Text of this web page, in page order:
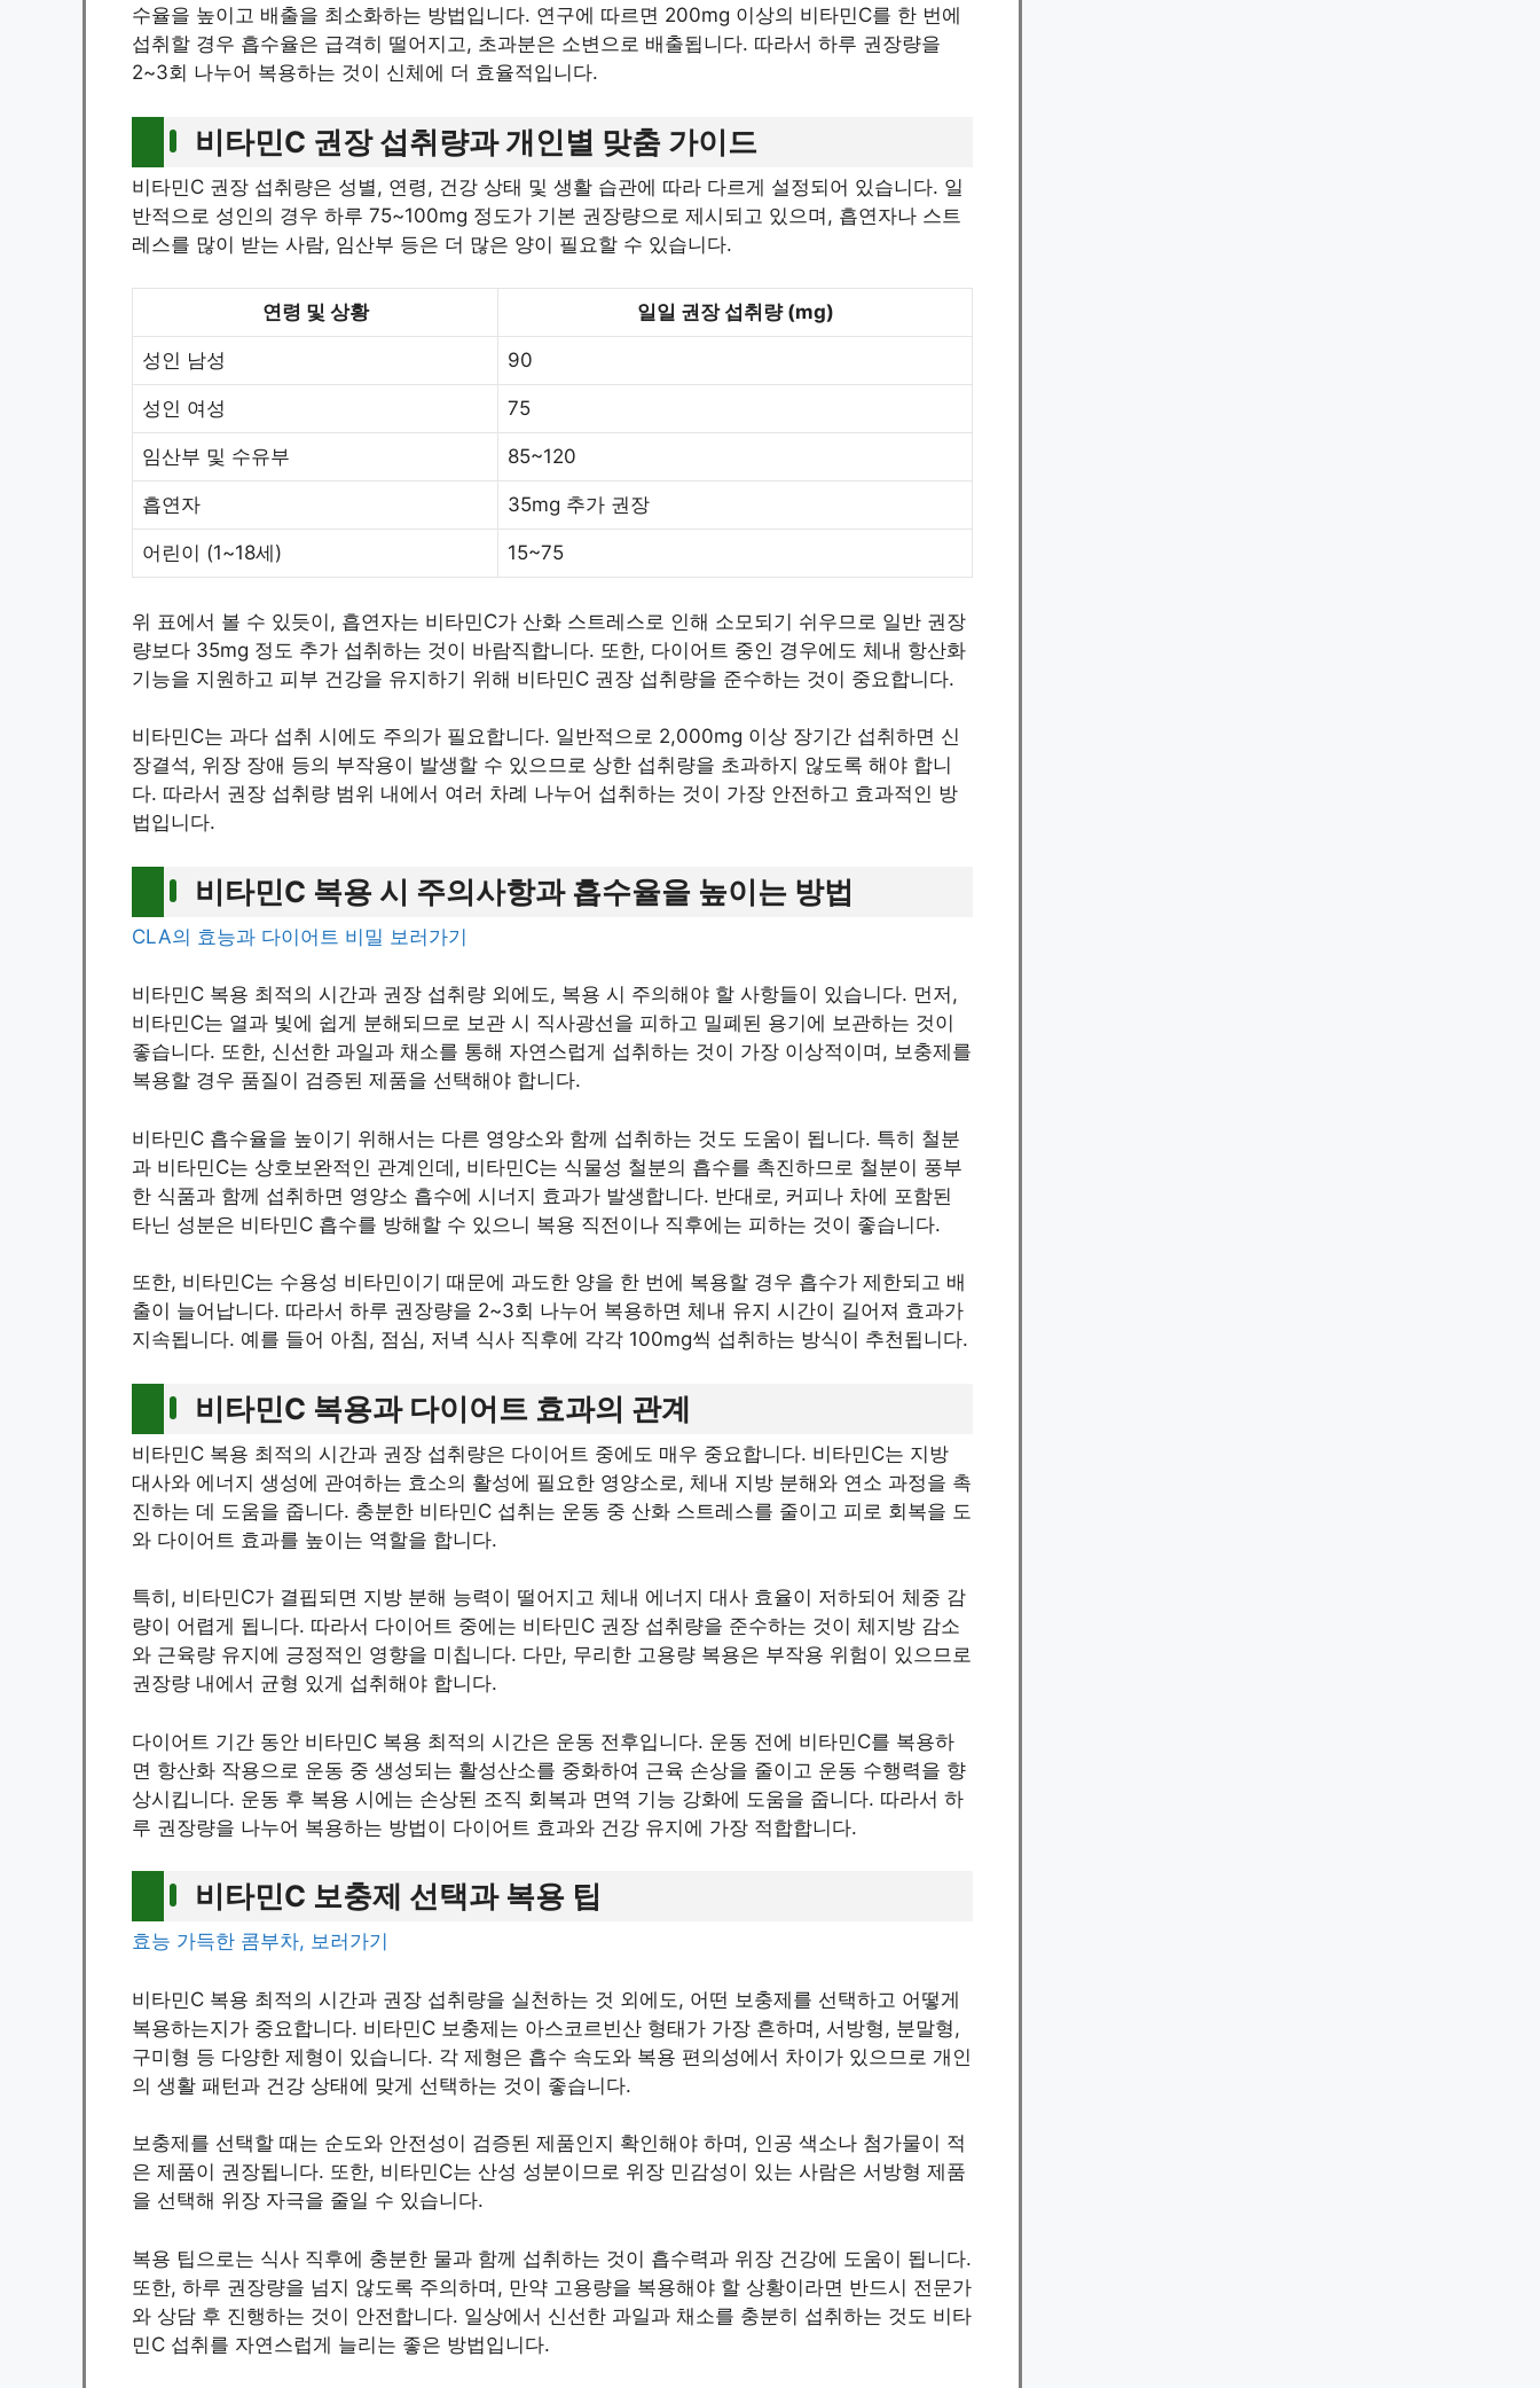
수율을 높이고 배출을 최소화하는 방법입니다. 연구에 따르면 200mg 이상의 비타민C를 한 번에
섭취할 경우 흡수율은 급격히 떨어지고, 초과분은 소변으로 배출됩니다. 따라서 하루 권장량을
2~3회 나누어 복용하는 것이 신체에 더 효율적입니다.
비타민C 권장 섭취량과 개인별 맞춤 가이드
비타민C 권장 섭취량은 성별, 연령, 건강 상태 및 생활 습관에 따라 다르게 설정되어 있습니다. 일
반적으로 성인의 경우 하루 75~100mg 정도가 기본 권장량으로 제시되고 있으며, 흡연자나 스트
레스를 많이 받는 사람, 임산부 등은 더 많은 양이 필요할 수 있습니다.
연령 및 상황 일일 권장 섭취량 (mg)
성인 남성 90
성인 여성 75
임산부 및 수유부 85~120
흡연자 35mg 추가 권장
어린이 (1~18세) 15~75
위 표에서 볼 수 있듯이, 흡연자는 비타민C가 산화 스트레스로 인해 소모되기 쉬우므로 일반 권장
량보다 35mg 정도 추가 섭취하는 것이 바람직합니다. 또한, 다이어트 중인 경우에도 체내 항산화
기능을 지원하고 피부 건강을 유지하기 위해 비타민C 권장 섭취량을 준수하는 것이 중요합니다.
비타민C는 과다 섭취 시에도 주의가 필요합니다. 일반적으로 2,000mg 이상 장기간 섭취하면 신
장결석, 위장 장애 등의 부작용이 발생할 수 있으므로 상한 섭취량을 초과하지 않도록 해야 합니
다. 따라서 권장 섭취량 범위 내에서 여러 차례 나누어 섭취하는 것이 가장 안전하고 효과적인 방
법입니다.
비타민C 복용 시 주의사항과 흡수율을 높이는 방법
CLA의 효능과 다이어트 비밀 보러가기
비타민C 복용 최적의 시간과 권장 섭취량 외에도, 복용 시 주의해야 할 사항들이 있습니다. 먼저,
비타민C는 열과 빛에 쉽게 분해되므로 보관 시 직사광선을 피하고 밀폐된 용기에 보관하는 것이
좋습니다. 또한, 신선한 과일과 채소를 통해 자연스럽게 섭취하는 것이 가장 이상적이며, 보충제를
복용할 경우 품질이 검증된 제품을 선택해야 합니다.
비타민C 흡수율을 높이기 위해서는 다른 영양소와 함께 섭취하는 것도 도움이 됩니다. 특히 철분
과 비타민C는 상호보완적인 관계인데, 비타민C는 식물성 철분의 흡수를 촉진하므로 철분이 풍부
한 식품과 함께 섭취하면 영양소 흡수에 시너지 효과가 발생합니다. 반대로, 커피나 차에 포함된
타닌 성분은 비타민C 흡수를 방해할 수 있으니 복용 직전이나 직후에는 피하는 것이 좋습니다.
또한, 비타민C는 수용성 비타민이기 때문에 과도한 양을 한 번에 복용할 경우 흡수가 제한되고 배
출이 늘어납니다. 따라서 하루 권장량을 2~3회 나누어 복용하면 체내 유지 시간이 길어져 효과가
지속됩니다. 예를 들어 아침, 점심, 저녁 식사 직후에 각각 100mg씩 섭취하는 방식이 추천됩니다.
비타민C 복용과 다이어트 효과의 관계
비타민C 복용 최적의 시간과 권장 섭취량은 다이어트 중에도 매우 중요합니다. 비타민C는 지방
대사와 에너지 생성에 관여하는 효소의 활성에 필요한 영양소로, 체내 지방 분해와 연소 과정을 촉
진하는 데 도움을 줍니다. 충분한 비타민C 섭취는 운동 중 산화 스트레스를 줄이고 피로 회복을 도
와 다이어트 효과를 높이는 역할을 합니다.
특히, 비타민C가 결핍되면 지방 분해 능력이 떨어지고 체내 에너지 대사 효율이 저하되어 체중 감
량이 어렵게 됩니다. 따라서 다이어트 중에는 비타민C 권장 섭취량을 준수하는 것이 체지방 감소
와 근육량 유지에 긍정적인 영향을 미칩니다. 다만, 무리한 고용량 복용은 부작용 위험이 있으므로
권장량 내에서 균형 있게 섭취해야 합니다.
다이어트 기간 동안 비타민C 복용 최적의 시간은 운동 전후입니다. 운동 전에 비타민C를 복용하
면 항산화 작용으로 운동 중 생성되는 활성산소를 중화하여 근육 손상을 줄이고 운동 수행력을 향
상시킵니다. 운동 후 복용 시에는 손상된 조직 회복과 면역 기능 강화에 도움을 줍니다. 따라서 하
루 권장량을 나누어 복용하는 방법이 다이어트 효과와 건강 유지에 가장 적합합니다.
비타민C 보충제 선택과 복용 팁
효능 가득한 콤부차, 보러가기
비타민C 복용 최적의 시간과 권장 섭취량을 실천하는 것 외에도, 어떤 보충제를 선택하고 어떻게
복용하는지가 중요합니다. 비타민C 보충제는 아스코르빈산 형태가 가장 흔하며, 서방형, 분말형,
구미형 등 다양한 제형이 있습니다. 각 제형은 흡수 속도와 복용 편의성에서 차이가 있으므로 개인
의 생활 패턴과 건강 상태에 맞게 선택하는 것이 좋습니다.
보충제를 선택할 때는 순도와 안전성이 검증된 제품인지 확인해야 하며, 인공 색소나 첨가물이 적
은 제품이 권장됩니다. 또한, 비타민C는 산성 성분이므로 위장 민감성이 있는 사람은 서방형 제품
을 선택해 위장 자극을 줄일 수 있습니다.
복용 팁으로는 식사 직후에 충분한 물과 함께 섭취하는 것이 흡수력과 위장 건강에 도움이 됩니다.
또한, 하루 권장량을 넘지 않도록 주의하며, 만약 고용량을 복용해야 할 상황이라면 반드시 전문가
와 상담 후 진행하는 것이 안전합니다. 일상에서 신선한 과일과 채소를 충분히 섭취하는 것도 비타
민C 섭취를 자연스럽게 늘리는 좋은 방법입니다.